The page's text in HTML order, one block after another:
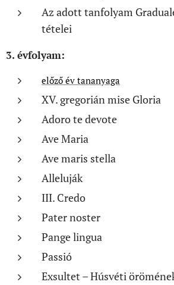
Az adott tanfolyam
tételei
3. évfolyam:
előző év tananyaga
XV. gregorián mise Gloria
Adoro te devote
Ave Maria
Ave maris stella
Alleluják
III. Credo
Pater noster
Pange lingua
Passió
Exsultet – Húsvéti